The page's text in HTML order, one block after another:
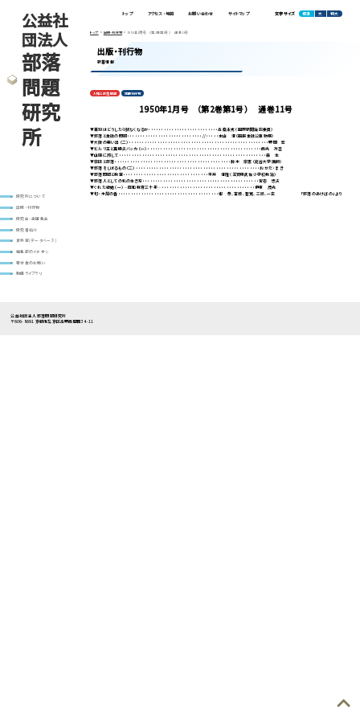
公益社
団法人
部落
問題
研究
所
研究所について
出版・刊行物
研究会・全国集会
研究者紹介
資料室(データベース)
編集部のイチオシ
寄付金のお願い
動画ライブラリ
トップ アクセス・地図 お問い合わせ サイトマップ 文字サイズ 標準 大 特大
トップ 出版・刊行物 1950年1月号 （第2巻第1号） 通巻11号
出版・刊行物
新着情報
人権と部落問題 定期刊行物
1950年1月号 （第2巻第1号） 通巻11号
▼差別はどうしたら犾なくなるか・・・・・・・・・・・・・・・・・・・・・・・・・・・高桑末秀（国際新聞論説委員）
▼部落と金融の問題・・・・・・・・・・・・・・・・・・・・・・・・・・・・・//・・・・・本山 清（国民金融公庫勤務）
▼大阪の思い出（二）・・・・・・・・・・・・・・・・・・・・・・・・・・・・・・・・・・・・・・・・・・・・・・・・・・・・・・野間 宏
▼ビルリ王と糞掃夫バッカ（一）・・・・・・・・・・・・・・・・・・・・・・・・・・・・・・・・・・・・・・・・・・・・西光 万吉
▼山陽に旅して・・・・・・・・・・・・・・・・・・・・・・・・・・・・・・・・・・・・・・・・・・・・・・・・・・・・・・・・・森 生
▼宗団と部落・・・・・・・・・・・・・・・・・・・・・・・・・・・・・・・・・・・・・・・・・・・・・鈴木 宗憲（龍谷大学講師）
▼部落をしばるもの（二）・・・・・・・・・・・・・・・・・・・・・・・・・・・・・・・・・・・・・・・・・・・・・・・・おかだ・まき
▼部落問題と教室・・・・・・・・・・・・・・・・・・・・・・・・・・・・・・・・・平井 清隆（滋賀県武佐小学校教諭）
▼部落人としての私の生き方・・・・・・・・・・・・・・・・・・・・・・・・・・・・・・・・・・・・・・・・・・・・・宮壱 忠夫
▼ぐれた結婚（一）―同和教育三十年―・・・・・・・・・・・・・・・・・・・・・・・・・・・・・・・・・・・・伊東 茂光
▼句・木犀の香・・・・・・・・・・・・・・・・・・・・・・・・・・・・・・・・・・・・・・・鄕 泰、富枝、智寛、三順、一玄 「部落のあけぼの」より
公益社団法人 部落問題研究所
〒606-8691 京都市左京区高野西開町34-11